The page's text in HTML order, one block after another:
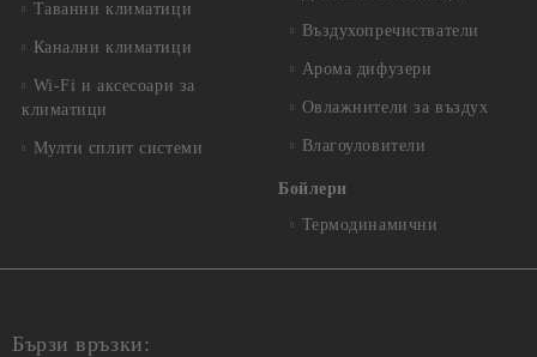
Таванни климатици
Канални климатици
Wi-Fi и аксесоари за
климатици
Мулти сплит системи
Въздухопречистватели
Арома дифузери
Овлажнители за въздух
Влагоуловители
Бойлери
Термодинамични
Бързи връзки: